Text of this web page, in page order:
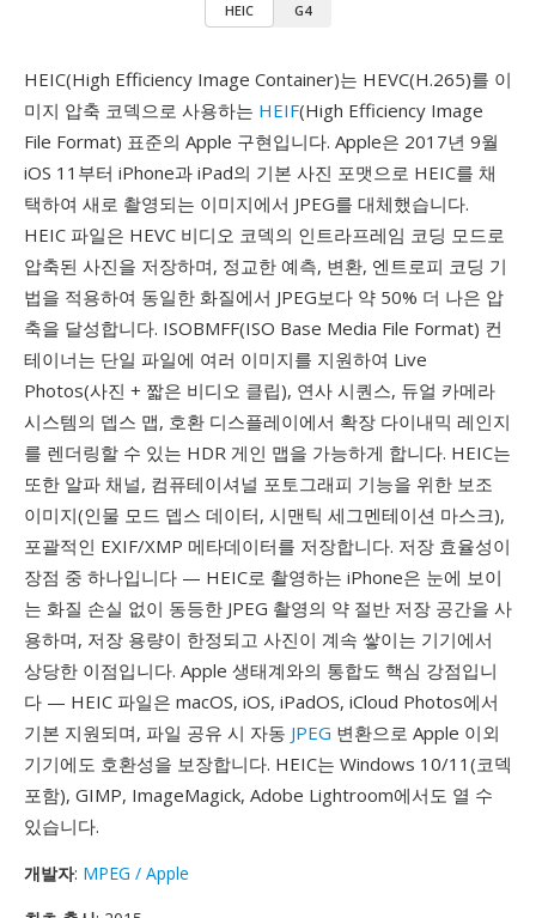
HEIC G4
HEIC(High Efficiency Image Container)는 HEVC(H.265)를 이
미지 압축 코덱으로 사용하는 HEIF(High Efficiency Image
File Format) 표준의 Apple 구현입니다. Apple은 2017년 9월
iOS 11부터 iPhone과 iPad의 기본 사진 포맷으로 HEIC를 채
택하여 새로 촬영되는 이미지에서 JPEG를 대체했습니다.
HEIC 파일은 HEVC 비디오 코덱의 인트라프레임 코딩 모드로
압축된 사진을 저장하며, 정교한 예측, 변환, 엔트로피 코딩 기
법을 적용하여 동일한 화질에서 JPEG보다 약 50% 더 나은 압
축을 달성합니다. ISOBMFF(ISO Base Media File Format) 컨
테이너는 단일 파일에 여러 이미지를 지원하여 Live
Photos(사진 + 짧은 비디오 클립), 연사 시퀀스, 듀얼 카메라
시스템의 뎁스 맵, 호환 디스플레이에서 확장 다이내믹 레인지
를 렌더링할 수 있는 HDR 게인 맵을 가능하게 합니다. HEIC는
또한 알파 채널, 컴퓨테이셔널 포토그래피 기능을 위한 보조
이미지(인물 모드 뎁스 데이터, 시맨틱 세그멘테이션 마스크),
포괄적인 EXIF/XMP 메타데이터를 저장합니다. 저장 효율성이
장점 중 하나입니다 — HEIC로 촬영하는 iPhone은 눈에 보이
는 화질 손실 없이 동등한 JPEG 촬영의 약 절반 저장 공간을 사
용하며, 저장 용량이 한정되고 사진이 계속 쌓이는 기기에서
상당한 이점입니다. Apple 생태계와의 통합도 핵심 강점입니
다 — HEIC 파일은 macOS, iOS, iPadOS, iCloud Photos에서
기본 지원되며, 파일 공유 시 자동 JPEG 변환으로 Apple 이외
기기에도 호환성을 보장합니다. HEIC는 Windows 10/11(코덱
포함), GIMP, ImageMagick, Adobe Lightroom에서도 열 수
있습니다.
개발자: MPEG / Apple